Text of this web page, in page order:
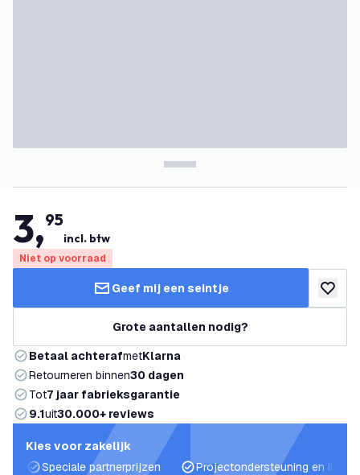
3,95
incl. btw
Niet op voorraad
Geef mij een seintje
Grote aantallen nodig?
Betaal achterafmetKlarna
Retourneren binnen30 dagen
Tot7 jaar fabrieksgarantie
9.1uit30.000+ reviews
Kies voor zakelijk
Speciale partnerprijzen
Projectondersteuning en